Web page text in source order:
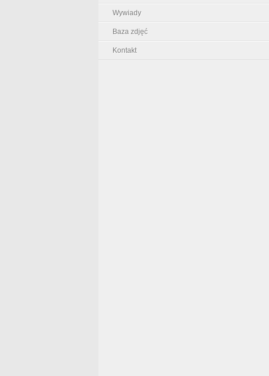
Wywiady
Baza zdjęć
Kontakt